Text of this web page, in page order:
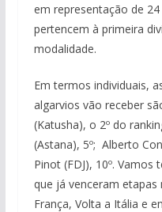
em representação de
pertencem à primeira
modalidade.
Em termos individuais,
algarvios vão receber
(Katusha), o 2º do
(Astana), 5º; Alberto
Pinot (FDJ), 10º.
que já venceram etapas
França, Volta a Itália e